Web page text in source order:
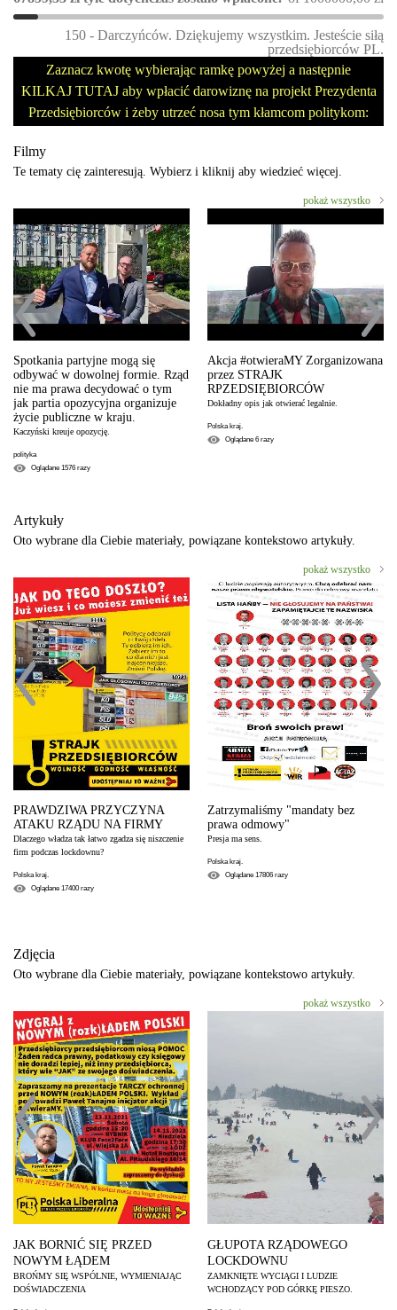
150 - Darczyńców. Dziękujemy wszystkim. Jesteście siłą
przedsiębiorców PL.
Zaznacz kwotę wybierając ramkę powyżej a następnie
KILKAJ TUTAJ aby wpłacić darowiznę na projekt Prezydenta
Przedsiębiorców i żeby utrzeć nosa tym kłamcom politykom:
Filmy
Te tematy cię zainteresują. Wybierz i kliknij aby wiedzieć więcej.
pokaż wszystko
Spotkania partyjne mogą się
odbywać w dowolnej formie. Rząd
nie ma prawa decydować o tym
jak partia opozycyjna organizuje
życie publiczne w kraju.
Kaczyński kreuje opozycję.
polityka
Oglądane 1576 razy
Akcja #otwieraMY Zorganizowana
przez STRAJK
RPZEDSIĘBIORCÓW
Dokładny opis jak otwierać legalnie.
Polska kraj.
Oglądane 6 razy
Artykuły
Oto wybrane dla Ciebie materiały, powiązane kontekstowo artykuły.
pokaż wszystko
PRAWDZIWA PRZYCZYNA
ATAKU RZĄDU NA FIRMY
Dlaczego władza tak łatwo zgadza się niszczenie
firm podczas lockdownu?
Polska kraj.
Oglądane 17400razy
Zatrzymaliśmy "mandaty bez
prawa odmowy"
Presja ma sens.
Polska kraj.
Oglądane 17806 razy
Zdjęcia
Oto wybrane dla Ciebie materiały, powiązane kontekstowo artykuły.
pokaż wszystko
JAK BORNIĆ SIĘ PRZED
NOWYM ŁĄDEM
BROŃMY SIĘ WSPÓLNIE, WYMIENIAJĄC
DOŚWIADCZENIA
GŁUPOTA RZĄDOWEGO
LOCKDOWNU
ZAMKNIĘTE WYCIĄGI I LUDZIE
WCHODZĄCY POD GÓRKĘ PIESZO.